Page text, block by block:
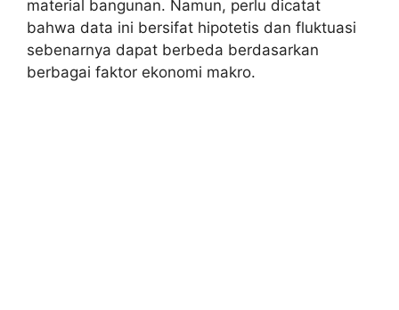
material bangunan. Namun, perlu dicatat
bahwa data ini bersifat hipotetis dan fluktuasi
sebenarnya dapat berbeda berdasarkan
berbagai faktor ekonomi makro.